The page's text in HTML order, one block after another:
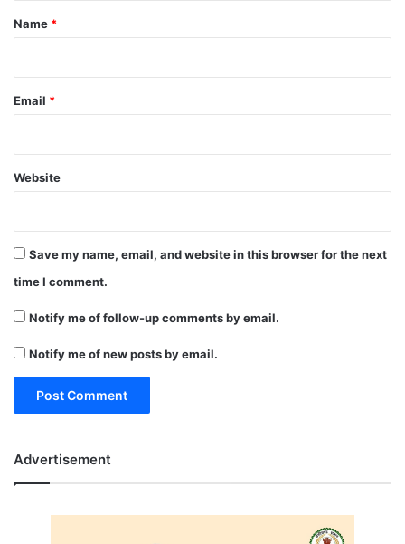
*
Name *
Email *
Website
Save my name, email, and website in this browser for the next
time I comment.
Notify me of follow-up comments by email.
Notify me of new posts by email.
Advertisement